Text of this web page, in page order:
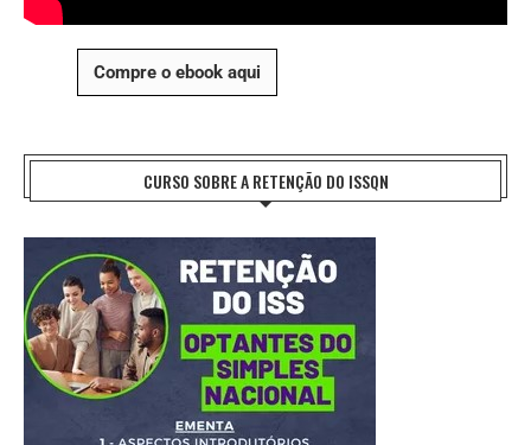
Compre o ebook aqui
CURSO SOBRE A RETENÇÃO DO ISSQN